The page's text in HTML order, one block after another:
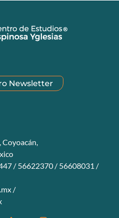
Newsletter
Coyoacán,
/ 56622370 / 56608031 /
/